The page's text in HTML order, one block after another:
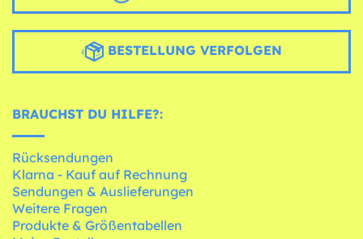
BESTELLUNG VERFOLGEN
BRAUCHST DU HILFE?:
Rücksendungen
Klarna - Kauf auf Rechnung
Sendungen & Auslieferungen
Weitere Fragen
Produkte & Größentabellen